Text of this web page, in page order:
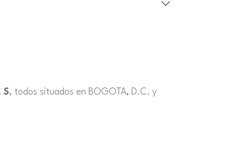
S, todos situados en BOGOTA, D.C. y